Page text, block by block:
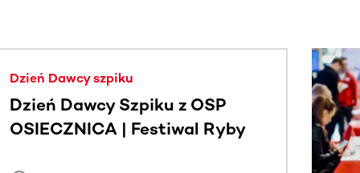
Dzień Dawcy szpiku
Dzień Dawcy Szpiku z OSP
OSIECZNICA | Festiwal Ryby